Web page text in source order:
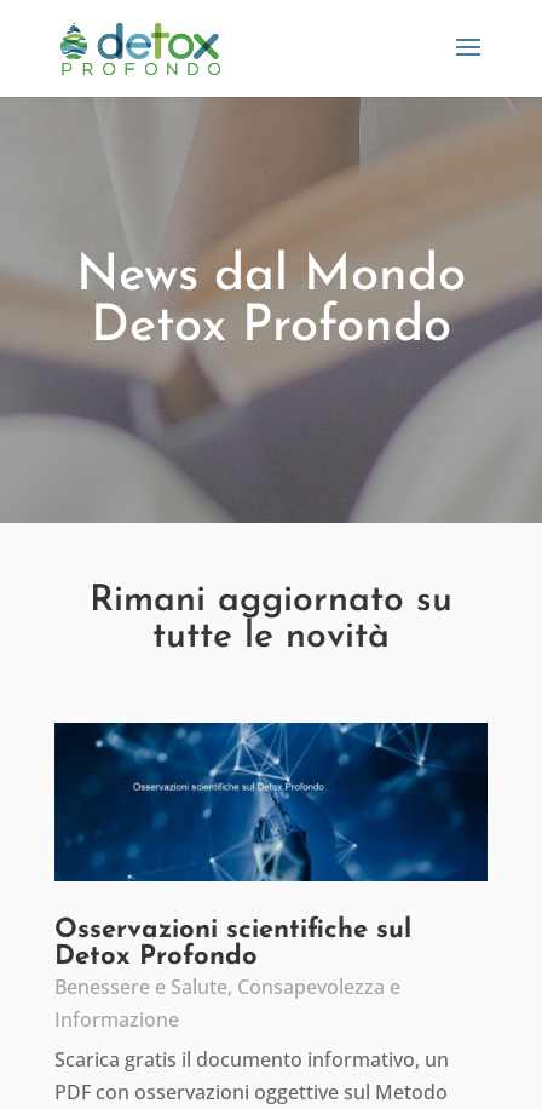
News dal Mondo
Detox Profondo
Rimani aggiornato su
tutte le novità
Osservazioni scientifiche sul
Detox Profondo
Benessere e Salute, Consapevolezza e
Informazione
Scarica gratis il documento informativo, un
PDF con osservazioni oggettive sul Metodo